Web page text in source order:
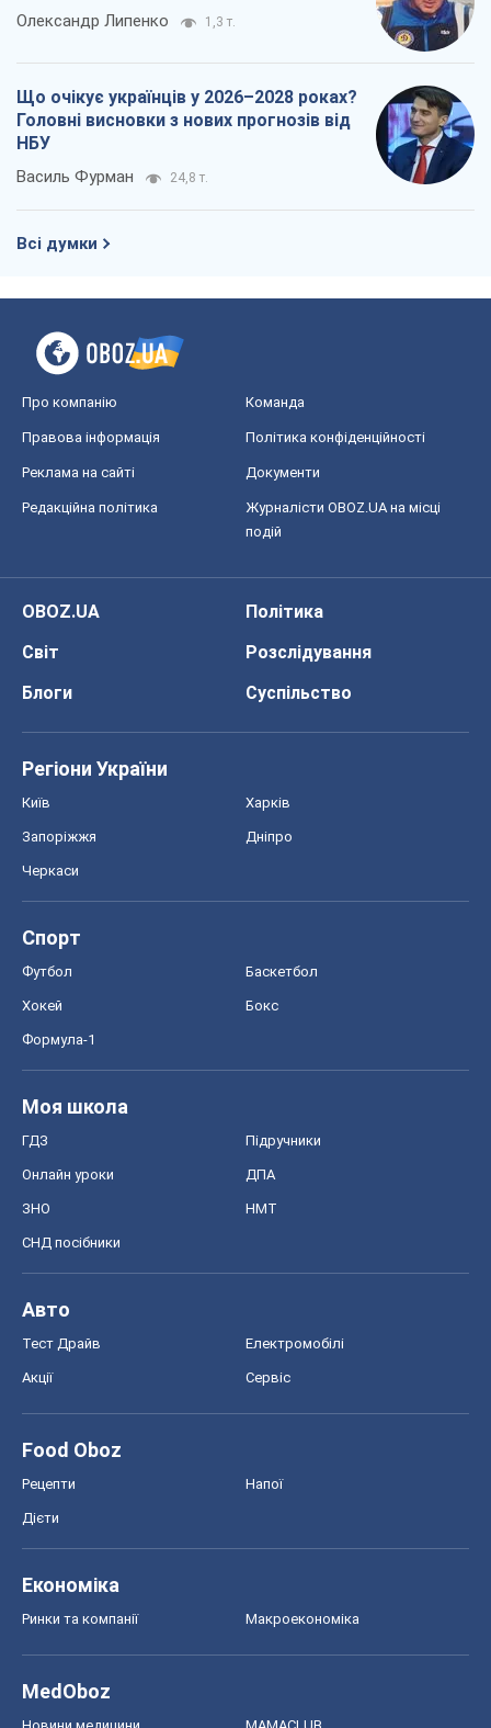
Олександр Липенко 1,3 т.
Що очікує українців у 2026–2028 роках?
Головні висновки з нових прогнозів від
НБУ
Василь Фурман 24,8 т.
Всі думки
Про компанію Команда
Правова інформація Політика конфіденційності
Реклама на сайті Документи
Редакційна політика
Журналісти OBOZ.UA на місці
подій
OBOZ.UA
Політика
Світ
Розслідування
Блоги
Суспільство
Регіони України
Київ Харків
Запоріжжя Дніпро
Черкаси
Спорт
Футбол Баскетбол
Хокей Бокс
Формула-1
Моя школа
ГДЗ Підручники
Онлайн уроки ДПА
ЗНО НМТ
СНД посібники
Авто
Тест Драйв Електромобілі
Акції Сервіс
Food Oboz
Рецепти Напої
Дієти
Економіка
Ринки та компанії Макроекономіка
MedOboz